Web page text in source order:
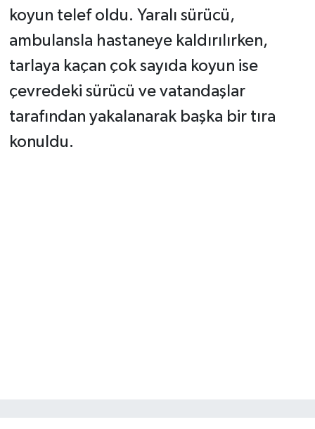
koyun telef oldu. Yaralı sürücü,
ambulansla hastaneye kaldırılırken,
tarlaya kaçan çok sayıda koyun ise
çevredeki sürücü ve vatandaşlar
tarafından yakalanarak başka bir tıra
konuldu.